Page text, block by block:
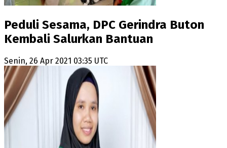
Peduli Sesama, DPC Gerindra Buton
Kembali Salurkan Bantuan
Senin, 26 Apr 2021 03:35 UTC